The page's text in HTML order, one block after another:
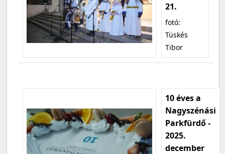
21.
fotó:
Tüskés
Tibor
10 éves a
Nagyszénási
Parkfürdő -
2025.
december